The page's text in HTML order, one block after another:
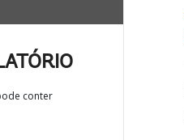
conter